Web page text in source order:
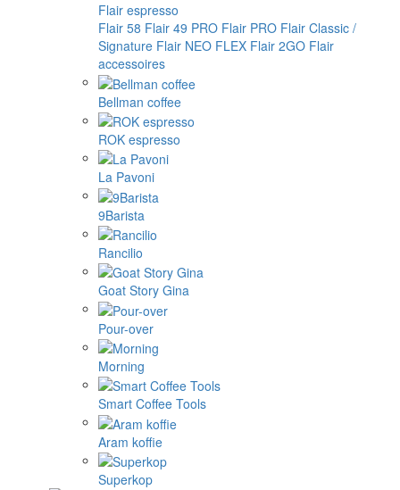
Flair espresso
Flair 58 Flair 49 PRO Flair PRO Flair Classic /
Signature Flair NEO FLEX Flair 2GO Flair
accessoires
Bellman coffee
ROK espresso
La Pavoni
9Barista
Rancilio
Goat Story Gina
Pour-over
Morning
Smart Coffee Tools
Aram koffie
Superkop